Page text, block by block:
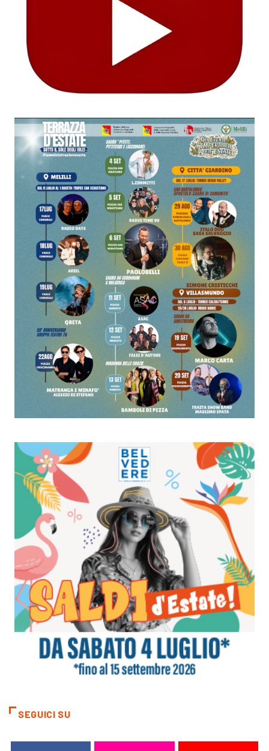
SEGUICI SU